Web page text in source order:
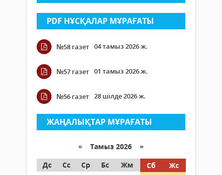
PDF НҰСҚАЛАР МҰРАҒАТЫ
№58 газет 04 тамыз 2026 ж.
№57 газет 01 тамыз 2026 ж.
№56 газет 28 шілде 2026 ж.
ЖАҢАЛЫҚТАР МҰРАҒАТЫ
« Тамыз 2026 »
Дс
Сс Ср Бс Жм Сб
Жс